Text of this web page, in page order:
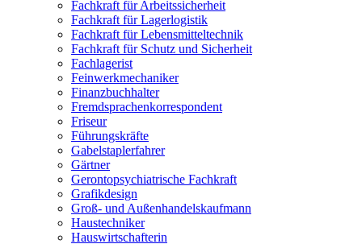
Fachkraft für Arbeitssicherheit
Fachkraft für Lagerlogistik
Fachkraft für Lebensmitteltechnik
Fachkraft für Schutz und Sicherheit
Fachlagerist
Feinwerkmechaniker
Finanzbuchhalter
Fremdsprachenkorrespondent
Friseur
Führungskräfte
Gabelstaplerfahrer
Gärtner
Gerontopsychiatrische Fachkraft
Grafikdesign
Groß- und Außenhandelskaufmann
Haustechniker
Hauswirtschafterin